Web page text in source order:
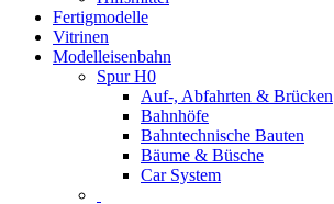
Fertigmodelle
Vitrinen
Modelleisenbahn
Spur H0
Auf-, Abfahrten & Brücken
Bahnhöfe
Bahntechnische Bauten
Bäume & Büsche
Car System